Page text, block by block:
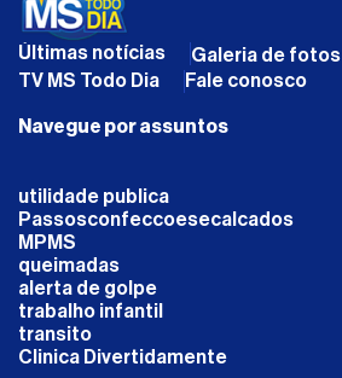
Últimas notícias Galeria de fotos
TV MS Todo Dia
Fale conosco
Navegue por assuntos
utilidade publica
Passosconfeccoesecalcados
MPMS
queimadas
alerta de golpe
trabalho infantil
transito
Clinica Divertidamente